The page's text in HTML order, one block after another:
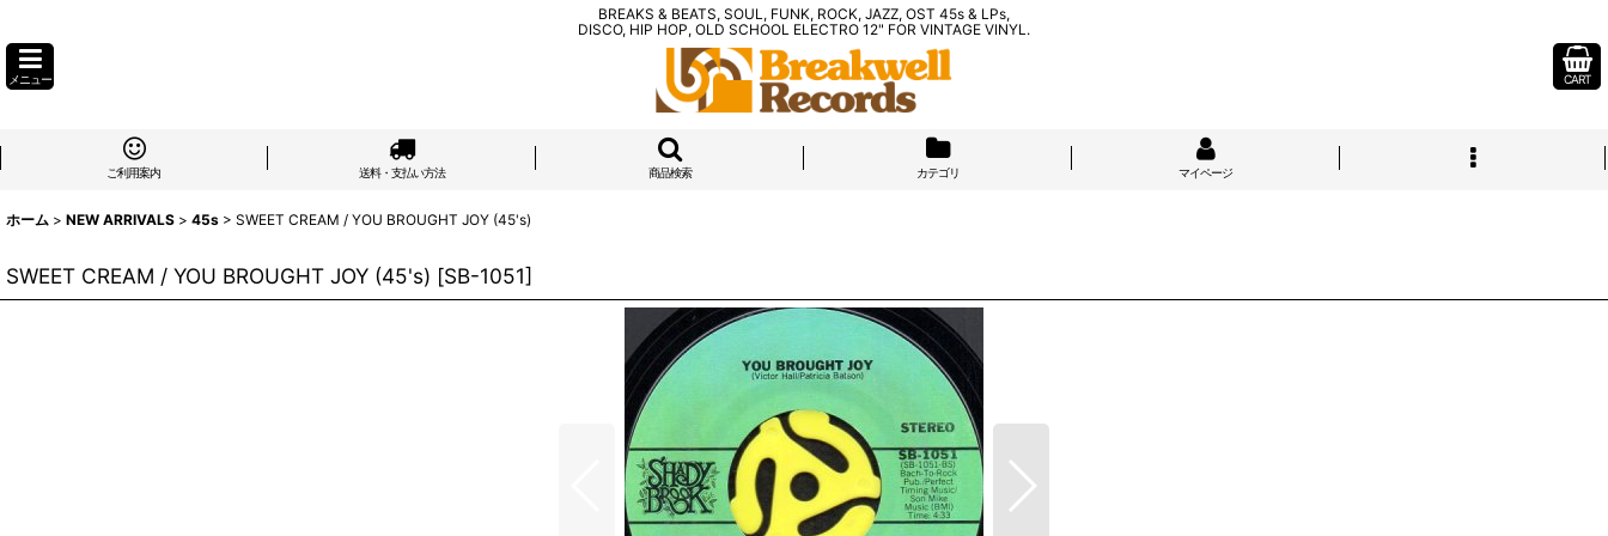
BREAKS & BEATS, SOUL, FUNK, ROCK, JAZZ, OST 45s & LPs,
DISCO, HIP HOP, OLD SCHOOL ELECTRO 12" FOR VINTAGE VINYL.
メニュー CART
ご利用案内 送料・支払い方法 商品検索 カテゴリ マイページ
ホーム > NEW ARRIVALS > 45s > SWEET CREAM / YOU BROUGHT JOY (45's)
SWEET CREAM / YOU BROUGHT JOY (45's) [SB-1051]